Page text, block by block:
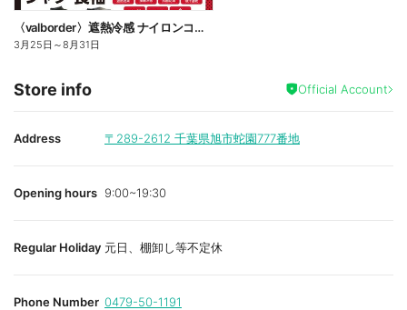
〈valborder〉遮熱冷感 ナイロンコンプレッション
3月25日 ～8月31日
Store info Official Account
Address 〒289-2612 千葉県旭市蛇園777番地
Opening hours 9:00~19:30
Regular Holiday 元日、棚卸し等不定休
Phone Number 0479-50-1191